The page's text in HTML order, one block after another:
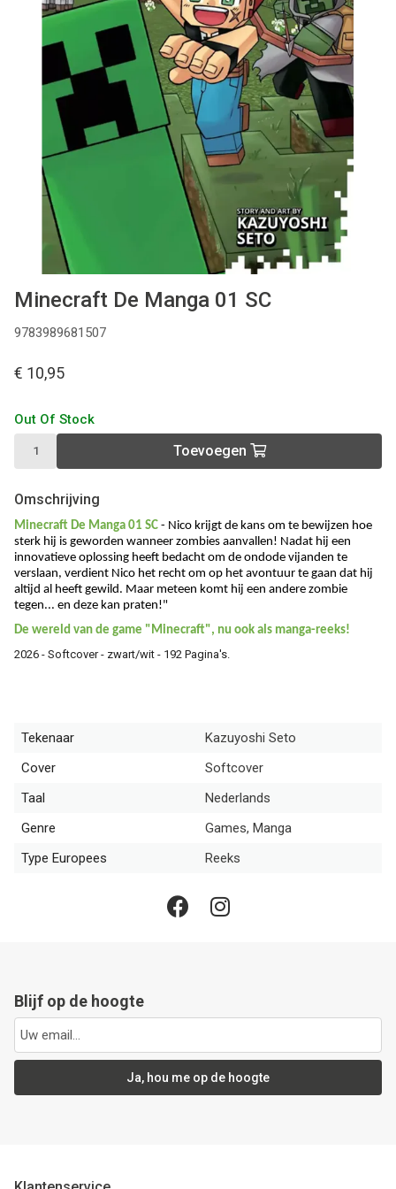
MANGA
COMICS
TOP-10
CADEAUBON
CONTACT
Minecraft De Manga 01 SC
9783989681507
€ 10,95
Out Of Stock
Toevoegen
Omschrijving
Minecraft De Manga 01 SC - Nico krijgt de kans om te bewijzen hoe
sterk hij is geworden wanneer zombies aanvallen! Nadat hij een
innovatieve oplossing heeft bedacht om de ondode vijanden te
verslaan, verdient Nico het recht om op het avontuur te gaan dat hij
altijd al heeft gewild. Maar meteen komt hij een andere zombie
tegen... en deze kan praten!"
De wereld van de game "Minecraft", nu ook als manga-reeks!
2026 - Softcover - zwart/wit - 192 Pagina's.
Tekenaar
Kazuyoshi Seto
Cover
Softcover
Taal
Nederlands
Genre
Games, Manga
Type Europees
Reeks
Blijf op de hoogte
Ja, hou me op de hoogte